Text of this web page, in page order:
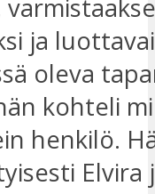
ja
oleva
kohteli
henkilö.
Elvira